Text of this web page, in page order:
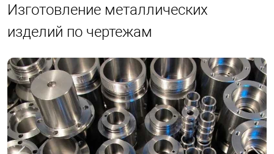
Изготовление металлических
изделий по чертежам